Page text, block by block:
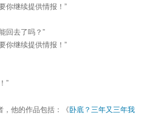
你继续提供情报！”
回去了吗？”
你继续提供情报！”
”
，他的作品包括：《卧底？三年又三年我